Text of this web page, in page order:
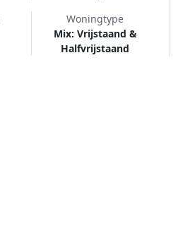
Woningtype
Mix: Vrijstaand &
Halfvrijstaand